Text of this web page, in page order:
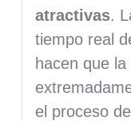
atractivas.
tiempo real
hacen que
el proceso